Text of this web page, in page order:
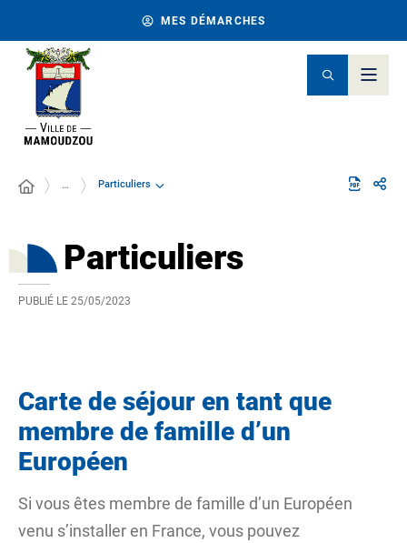
MES DÉMARCHES
… Particuliers
Particuliers
PUBLIÉ LE 25/05/2023
Carte de séjour en tant que
membre de famille d’un
Européen
Si vous êtes membre de famille d’un Européen
venu s’installer en France, vous pouvez